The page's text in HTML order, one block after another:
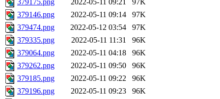
379175.png
2022-05-11 09:21
97K
379146.png
2022-05-11 09:14
97K
379474.png
2022-05-12 03:54
97K
379335.png
2022-05-11 11:31
96K
379064.png
2022-05-11 04:18
96K
379262.png
2022-05-11 09:50
96K
379185.png
2022-05-11 09:22
96K
379196.png
2022-05-11 09:23
96K